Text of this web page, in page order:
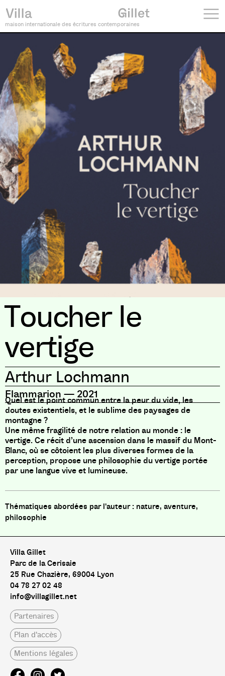
maison internationale des écritures contemporaines
Toucher le
vertige
Arthur Lochmann
Flammarion — 2021
Quel est le point commun entre la peur du vide, les
doutes existentiels, et le sublime des paysages de
montagne ?
Une même fragilité de notre relation au monde : le
vertige. Ce récit d’une ascension dans le massif du Mont-
Blanc, où se côtoient les plus diverses formes de la
perception, propose une philosophie du vertige portée
par une langue vive et lumineuse.
nature, aventure,
philosophie
Villa Gillet
Parc de la Cerisaie
25 Rue Chazière, 69004 Lyon
04 78 27 02 48
info@villagillet.net
Partenaires
Plan d'accès
Mentions légales